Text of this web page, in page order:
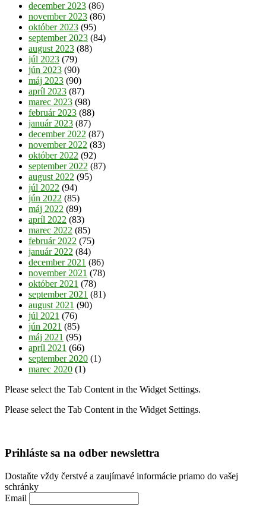
december 2023 (86)
november 2023 (86)
október 2023 (95)
september 2023 (84)
august 2023 (88)
júl 2023 (79)
jún 2023 (90)
máj 2023 (90)
apríl 2023 (87)
marec 2023 (98)
február 2023 (88)
január 2023 (87)
december 2022 (87)
november 2022 (83)
október 2022 (92)
september 2022 (87)
august 2022 (95)
júl 2022 (94)
jún 2022 (85)
máj 2022 (89)
apríl 2022 (83)
marec 2022 (85)
február 2022 (75)
január 2022 (84)
december 2021 (86)
november 2021 (78)
október 2021 (78)
september 2021 (81)
august 2021 (90)
júl 2021 (76)
jún 2021 (85)
máj 2021 (95)
apríl 2021 (66)
september 2020 (1)
marec 2020 (1)
Please select the Tab Content in the Widget Settings.
Please select the Tab Content in the Widget Settings.
Prihláste sa na odber newslettra
Dostaňte vždy čerstvé a zaujímavé informácie priamo do vašej
schránky
Email